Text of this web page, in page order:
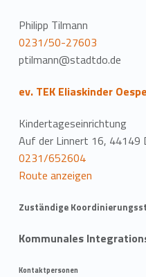
Philipp Tilmann
0231/50-27603
ptilmann@stadtdo.de
ev. TEK Eliaskinder
Kindertageseinrichtung
Auf der Linnert 16, 44149
0231/652604
Route anzeigen
Zuständige
Kommunales
Kontaktpersonen